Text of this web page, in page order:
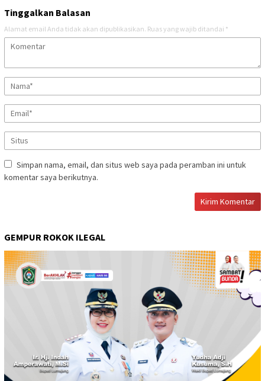
Tinggalkan Balasan
Alamat email Anda tidak akan dipublikasikan. Ruas yang wajib ditandai *
Simpan nama, email, dan situs web saya pada peramban ini untuk
komentar saya berikutnya.
GEMPUR ROKOK ILEGAL